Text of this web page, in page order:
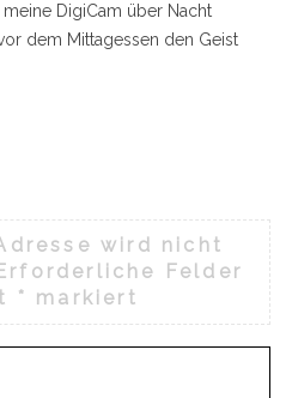
DigiCam über Nacht
dem Mittagessen den Geist
wird nicht
Erforderliche Felder
* markiert